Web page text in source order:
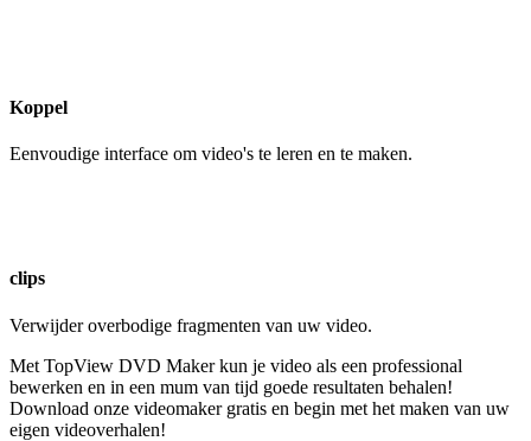
Koppel
Eenvoudige interface om video's te leren en te maken.
clips
Verwijder overbodige fragmenten van uw video.
Met TopView DVD Maker kun je video als een professional
bewerken en in een mum van tijd goede resultaten behalen!
Download onze videomaker gratis en begin met het maken van uw
eigen videoverhalen!